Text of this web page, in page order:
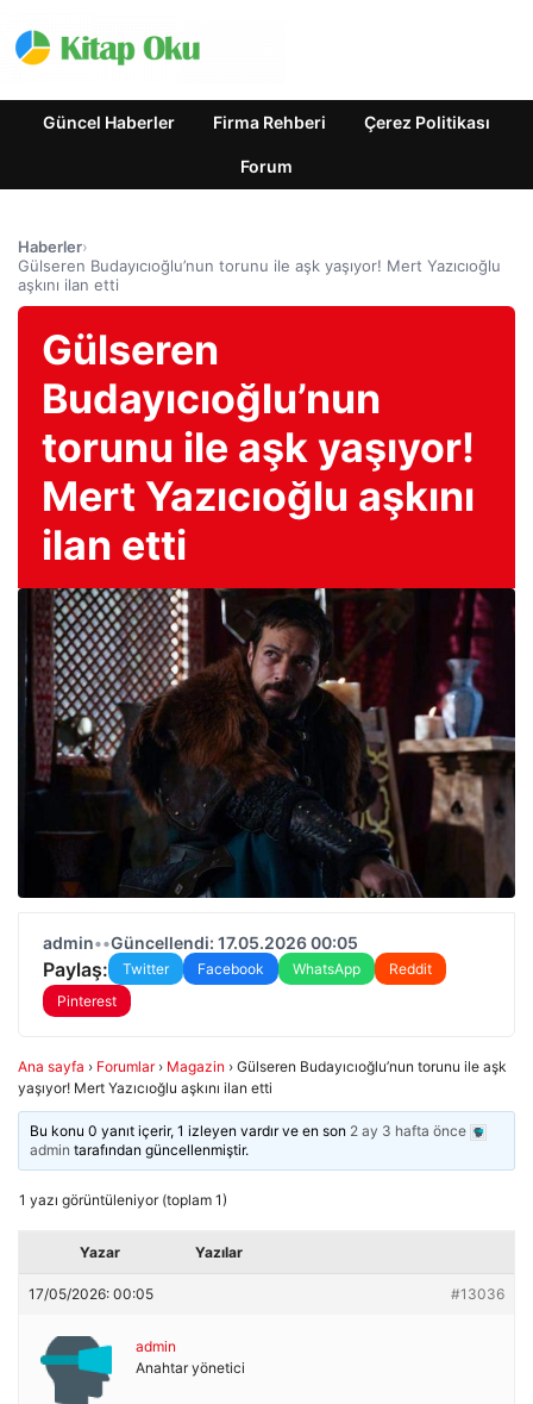
Güncel Haberler Firma Rehberi Çerez Politikası
Forum
Haberler›
Gülseren Budayıcıoğlu’nun torunu ile aşk yaşıyor! Mert Yazıcıoğlu
aşkını ilan etti
Gülseren
Budayıcıoğlu’nun
torunu ile aşk yaşıyor!
Mert Yazıcıoğlu aşkını
ilan etti
admin••Güncellendi: 17.05.2026 00:05
Paylaş: Twitter Facebook WhatsApp
Reddit
Pinterest
Ana sayfa › Forumlar › Magazin › Gülseren Budayıcıoğlu’nun torunu ile aşk
yaşıyor! Mert Yazıcıoğlu aşkını ilan etti
Bu konu 0 yanıt içerir, 1 izleyen vardır ve en son 2 ay 3 hafta önce
admin tarafından güncellenmiştir.
1 yazı görüntüleniyor (toplam 1)
Yazar Yazılar
17/05/2026: 00:05 #13036
admin
Anahtar yönetici